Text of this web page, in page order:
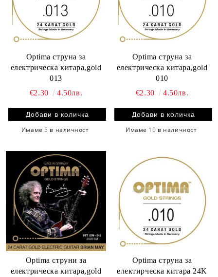
Optima струна за
електрическа китара,gold
013
€2.30
4.50лв.
Имаме 5 в наличност
Optima струна за
електрическа китара,gold
010
€2.30
4.50лв.
Имаме 10 в наличност
Optima струни за
електрическа китара,gold
Optima струна за
електирческа китара 24K